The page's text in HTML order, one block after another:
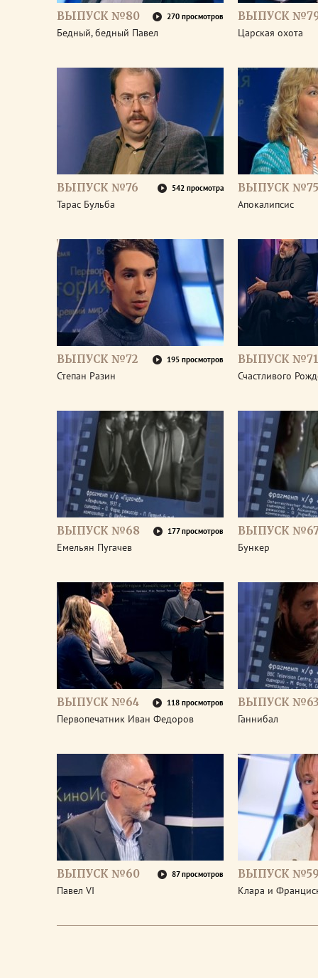
ВЫПУСК №80 270 просмотров
Бедный, бедный Павел
ВЫПУСК
Царская охота
ВЫПУСК №76 542 просмотра
Тарас Бульба
ВЫПУСК №75
Апокалипсис
ВЫПУСК №72 195 просмотров
Степан Разин
ВЫПУСК №71
Счастливого
ВЫПУСК №68 177 просмотров
Емельян Пугачев
ВЫПУСК
Бункер
ВЫПУСК №64 118 просмотров
Первопечатник Иван Федоров
ВЫПУСК
Ганнибал
ВЫПУСК №60 87 просмотров
Павел VI
ВЫПУСК
Клара и